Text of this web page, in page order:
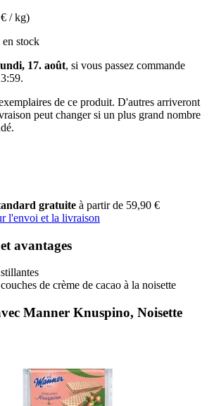
/ kg)
stock
17. août, si vous passez commande
.
de ce produit. D'autres arriveront
peut changer si un plus grand nombre
gratuite à partir de 59,90 €
l'envoi et la livraison
avantages
de crème de cacao à la noisette
Manner Knuspino, Noisette